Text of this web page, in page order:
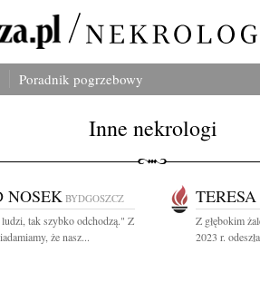
Poradnik pogrzebowy
Inne nekrologi
NOSEKBYDGOSZCZ
tak szybko odchodzą." Z
że nasz...
Z głębokim
2023 r.